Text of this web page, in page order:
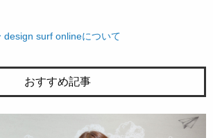
design surf onlineについて
おすすめ記事